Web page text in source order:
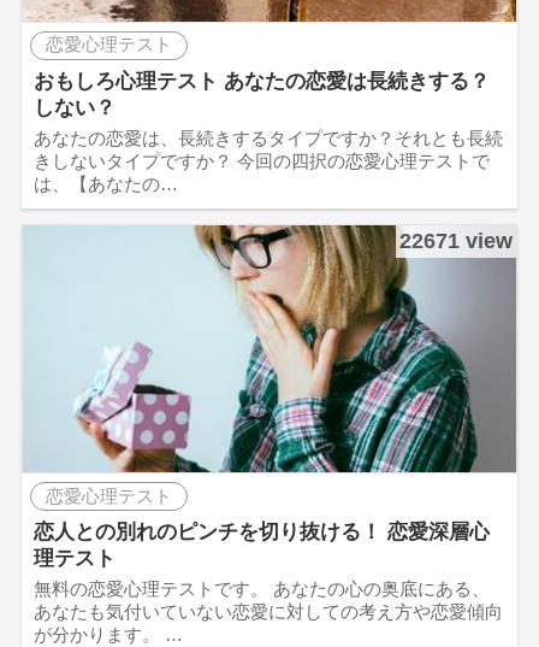
恋愛心理テスト
おもしろ心理テスト あなたの恋愛は長続きする？
しない？
あなたの恋愛は、長続きするタイプですか？それとも長続
きしないタイプですか？ 今回の四択の恋愛心理テストで
は、【あなたの…
22671 view
恋愛心理テスト
恋人との別れのピンチを切り抜ける！ 恋愛深層心
理テスト
無料の恋愛心理テストです。 あなたの心の奥底にある、
あなたも気付いていない恋愛に対しての考え方や恋愛傾向
が分かります。 …